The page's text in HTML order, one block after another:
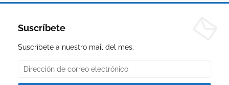
Suscríbete
Suscríbete a nuestro mail del mes.